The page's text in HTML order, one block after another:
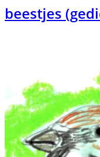
beestjes